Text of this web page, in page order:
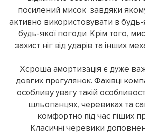
посилений мисок, завдяки
активно використовувати в будь-
будь-якої погоди. Крім того,
захист ніг від ударів та інших
Хороша амортизація є дуже
довгих прогулянок. Фахівці
особливу увагу такій
шльопанцях, черевиках та
комфортно під час піших
Класичні черевики